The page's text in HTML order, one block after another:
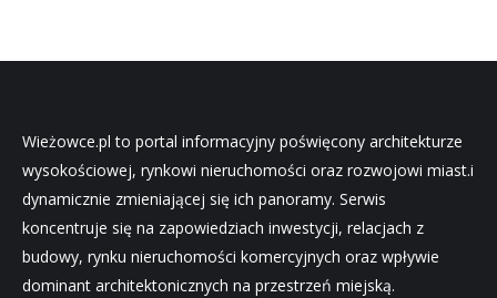
Wieżowce.pl to portal informacyjny poświęcony architekturze
wysokościowej, rynkowi nieruchomości oraz rozwojowi miast.i
dynamicznie zmieniającej się ich panoramy. Serwis
koncentruje się na zapowiedziach inwestycji, relacjach z
budowy, rynku nieruchomości komercyjnych oraz wpływie
dominant architektonicznych na przestrzeń miejską.